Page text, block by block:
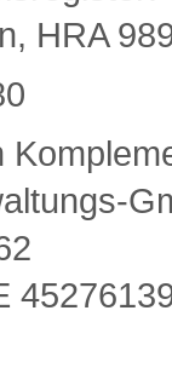
HRA